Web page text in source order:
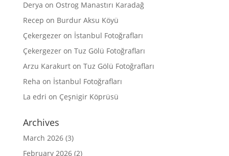
Derya on Ostrog Manastırı Karadağ
Recep on Burdur Aksu Köyü
Çekergezeron İstanbul Fotoğrafları
Çekergezeron Tuz Gölü Fotoğrafları
Arzu Karakurton Tuz Gölü Fotoğrafları
Reha on İstanbul Fotoğrafları
La edri on Çeşnigir Köprüsü
Archives
March 2026(3)
February 2026(2)